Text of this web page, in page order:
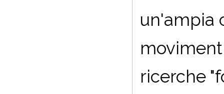
un'ampia
ricerche